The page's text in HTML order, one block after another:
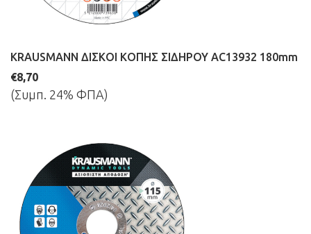
KRAUSMANN ΔΙΣΚΟΙ ΚΟΠΗΣ ΣΙΔΗΡΟΥ AC13932 180mm
€8,70
(Συμπ. 24% ΦΠΑ)